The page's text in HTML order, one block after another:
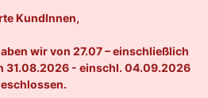
KundInnen,
wir von 27.07 – einschließlich
31.08.2026 - einschl. 04.09.2026